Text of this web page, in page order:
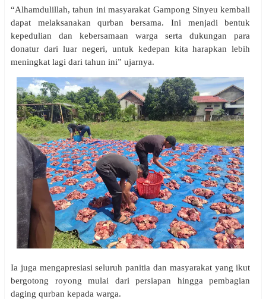
“Alhamdulillah, tahun ini masyarakat Gampong Sinyeu kembali
dapat melaksanakan qurban bersama. Ini menjadi bentuk
kepedulian dan kebersamaan warga serta dukungan para
donatur dari luar negeri, untuk kedepan kita harapkan lebih
meningkat lagi dari tahun ini” ujarnya.
Ia juga mengapresiasi seluruh panitia dan masyarakat yang ikut
bergotong royong mulai dari persiapan hingga pembagian
daging qurban kepada warga.